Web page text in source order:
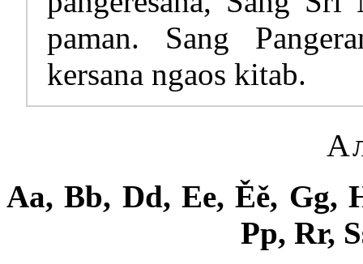
paman. Sang
kersana ngaos kitab.
Aa, Bb, Dd, Ee, Ěě,
Pp, Rr,